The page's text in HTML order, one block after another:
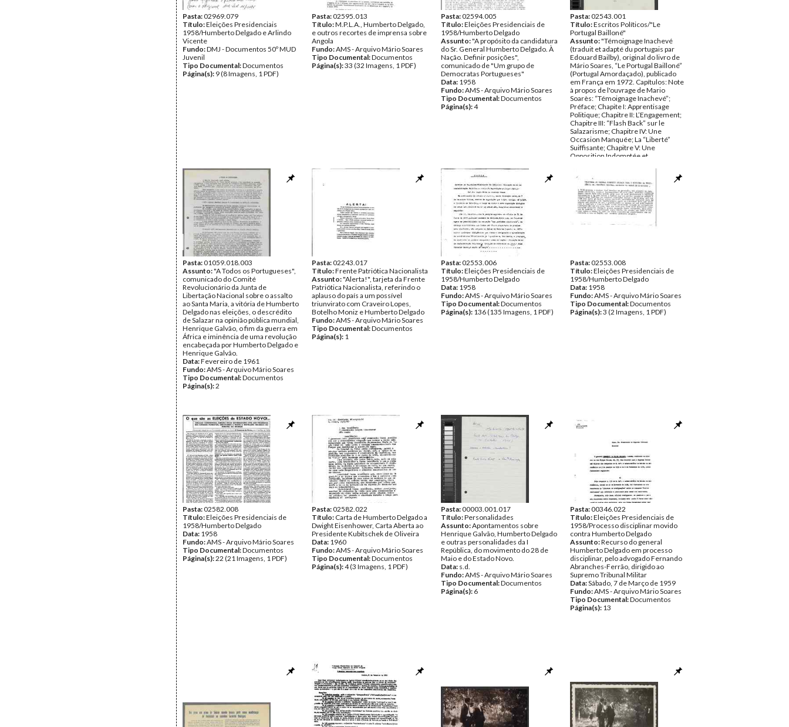
Pasta:02969.079
Título:Eleições Presidenciais
1958/Humberto Delgado e Arlindo
Vicente
Fundo:DMJ - Documentos 50º MUD
Juvenil
Tipo Documental:Documentos
Página(s): 9 (8 Imagens, 1 PDF)
Pasta:02595.013
Título:M.P.L.A., Humberto Delgado,
e outros recortes de imprensa sobre
Angola
Fundo:AMS - Arquivo Mário Soares
Tipo Documental:Documentos
Página(s):33 (32 Imagens, 1 PDF)
Pasta:02594.005
Título:Eleições Presidenciais de
1958/Humberto Delgado
Assunto:"A propósito da candidatura
do Sr. General Humberto Delgado. À
Nação. Definir posições",
comunicado de "Um grupo de
Democratas Portugueses"
Data: 1958
Fundo:AMS - Arquivo Mário Soares
Tipo Documental:Documentos
Página(s):4
Pasta:02543.001
Título:Escritos Políticos/"Le
Portugal Bailloné"
Assunto:"Témoignage Inachevé
(traduit et adapté du portugais par
Edouard Bailby), original do livro de
Mário Soares, “Le Portugal Bailloné”
(Portugal Amordaçado), publicado
em França em 1972. Capítulos: Note
à propos de l'ouvrage de Mario
Soarès: “Témoignage Inachevé”;
Préface; Chapite I: Apprentisage
Politique; Chapitre II: L’Engagement;
Chapitre III: “Flash Back” sur le
Salazarisme; Chapitre IV: Une
Occasion Manquée; La “Liberté”
Suiffisante; Chapitre V: Une
Opposition Indomptée et
Froide”; Chapitre VII: Le Phénomène
Humberto Delgado; Chapitre VIII:
Anées d’Action et d’Espérance;
Chapitre IX: La Grande Virage (1961);
Chapitre X: L’Aventure Coloniale;
Chapitre XI: Histoire d’un Assassinat
Choix.
Data:1971
Fundo:AMS - Arquivo Mário Soares
Tipo Documental:
Página(s):688
Pasta:01059.018.003
Assunto:"A Todos os Portugueses",
comunicado do Comité
Revolucionário da Junta de
Libertação Nacional sobre o assalto
ao Santa Maria, a vitória de Humberto
Delgado nas eleições, o descrédito
de Salazar na opinião pública mundial,
Henrique Galvão, o fim da guerra em
África e iminência de uma revolução
encabeçada por Humberto Delgado e
Henrique Galvão.
Data:Fevereiro de 1961
Fundo:AMS - Arquivo Mário Soares
Tipo Documental:Documentos
Página(s):2
Pasta:02243.017
Título:Frente Patriótica Nacionalista
Assunto:"Alerta!", tarjeta da Frente
Patriótica Nacionalista, referindo o
aplauso do país a um possível
triunvirato com Craveiro Lopes,
Botelho Moniz e Humberto Delgado
Fundo:AMS - Arquivo Mário Soares
Tipo Documental:Documentos
Página(s): 1
Pasta:02553.006
Título:Eleições Presidenciais de
1958/Humberto Delgado
Data: 1958
Fundo:AMS - Arquivo Mário Soares
Tipo Documental:Documentos
Página(s): 136 (135 Imagens, 1 PDF)
Pasta:02553.008
Título:Eleições Presidenciais de
1958/Humberto Delgado
Data: 1958
Fundo:AMS - Arquivo Mário Soares
Tipo Documental:Documentos
Página(s):3 (2 Imagens, 1 PDF)
Pasta:02582.008
Título:Eleições Presidenciais de
1958/Humberto Delgado
Data: 1958
Fundo:AMS - Arquivo Mário Soares
Tipo Documental:Documentos
Página(s):22 (21 Imagens, 1 PDF)
Pasta:02582.022
Título: Carta de Humberto Delgado a
Dwight Eisenhower, Carta Aberta ao
Presidente Kubitschek de Oliveira
Data: 1960
Fundo:AMS - Arquivo Mário Soares
Tipo Documental:Documentos
Página(s):4 (3 Imagens, 1 PDF)
Pasta:00003.001.017
Título:Personalidades
Assunto:Apontamentos sobre
Henrique Galvão, Humberto Delgado
e outras personalidades da I
República, do movimento do 28 de
Maio e do Estado Novo.
Data: s.d.
Fundo:AMS - Arquivo Mário Soares
Tipo Documental:Documentos
Página(s): 6
Pasta:00346.022
Título:Eleições Presidenciais de
1958/Processo disciplinar movido
contra Humberto Delgado
Assunto:Recurso do general
Humberto Delgado em processo
disciplinar, pelo advogado Fernando
Abranches-Ferrão, dirigido ao
Supremo Tribunal Militar
Data:Sábado, 7 de Março de 1959
Fundo:AMS - Arquivo Mário Soares
Tipo Documental:Documentos
Página(s): 13